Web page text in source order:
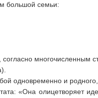
большой семьи:
согласно
одновременно и
«Она олицетворяет